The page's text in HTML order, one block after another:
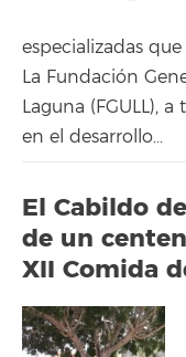
especializadas
La Fundación
Laguna (FGULL),
en el desarrollo...
El Cabildo
de un
XII Comida